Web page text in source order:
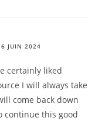
6 JUIN 2024
certainly liked
I will always take
come back down
continue this good